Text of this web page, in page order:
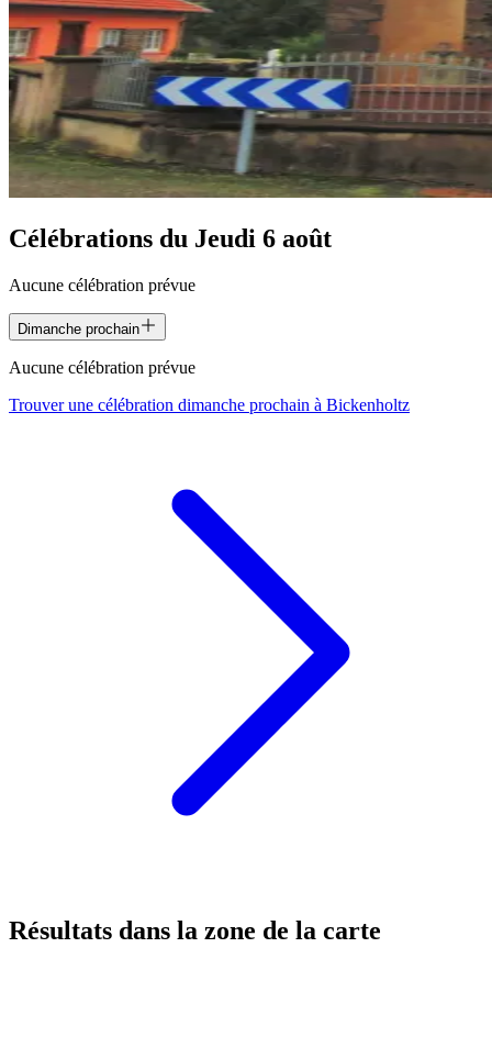
Célébrations du Jeudi 6 août
Aucune célébration prévue
Dimanche prochain
Aucune célébration prévue
Trouver une célébration dimanche prochain à Bickenholtz
Résultats dans la zone de la carte